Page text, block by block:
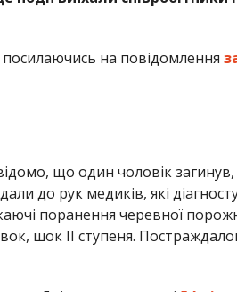
на Дніпропетровщині
. Також в Марганцічоловік
фонд